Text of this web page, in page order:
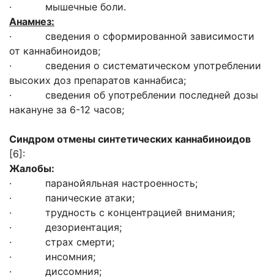
· мышечные боли.
Анамнез:
· сведения о сформированной зависимости
от каннабиноидов;
· сведения о систематическом употреблении
высоких доз препаратов каннабиса;
· сведения об употреблении последней дозы
накануне за 6-12 часов;
Синдром отмены синтетических каннабиноидов
[6]:
Жалобы:
· паранойяльная настроенность;
· панические атаки;
· трудность с концентрацией внимания;
· дезориентация;
· страх смерти;
· инсомния;
· диссомния;